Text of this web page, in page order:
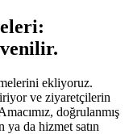
ekliyoruz.
ve ziyaretçilerin
doğrulanmış
da hizmet satın